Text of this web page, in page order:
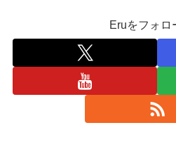
Eruをフォロ